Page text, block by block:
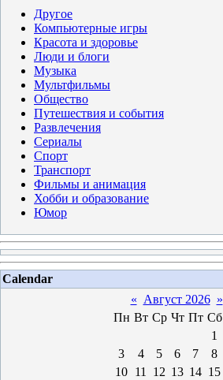
Другое
Компьютерные игры
Красота и здоровье
Люди и блоги
Музыка
Мультфильмы
Общество
Путешествия и события
Развлечения
Сериалы
Спорт
Транспорт
Фильмы и анимация
Хобби и образование
Юмор
Calendar
« Август 2026 »
Пн Вт Ср Чт Пт Сб
1
3
4 5 6 7 8
10 11 12 13 14 15